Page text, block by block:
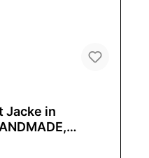
Jacke in